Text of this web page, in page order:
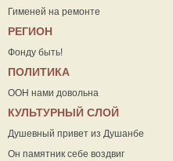
Гименей на ремонте
РЕГИОН
Фонду быть!
ПОЛИТИКА
ООН нами довольна
КУЛЬТУРНЫЙ СЛОЙ
Душевный привет из Душанбе
Он памятник себе воздвиг